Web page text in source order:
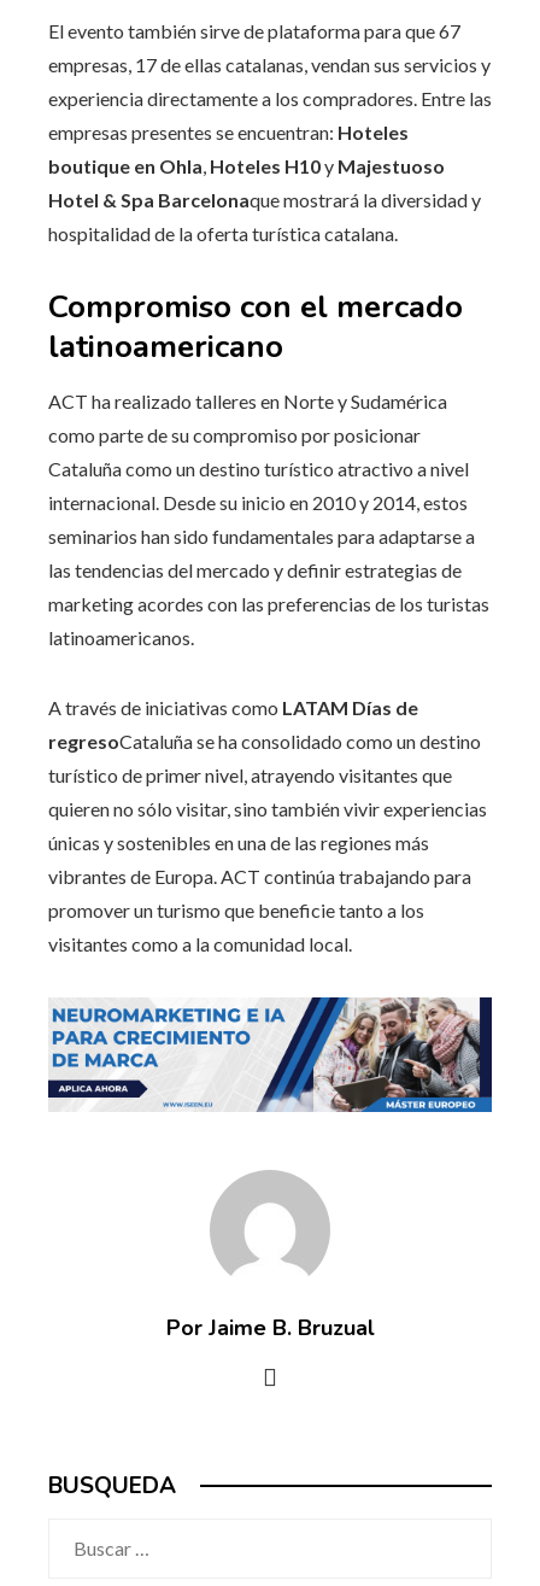
El evento también sirve de plataforma para que 67
empresas, 17 de ellas catalanas, vendan sus servicios y
experiencia directamente a los compradores. Entre las
empresas presentes se encuentran: Hoteles
boutique en Ohla Hoteles H10y Majestuoso
Hotel & Spa Barcelonaque mostrará la diversidad y
hospitalidad de la oferta turística catalana.
Compromiso con el mercado
latinoamericano
ACT ha realizado talleres en Norte y Sudamérica
como parte de su compromiso por posicionar
Cataluña como un destino turístico atractivo a nivel
internacional. Desde su inicio en 2010 y 2014, estos
seminarios han sido fundamentales para adaptarse a
las tendencias del mercado y definir estrategias de
marketing acordes con las preferencias de los turistas
latinoamericanos.
A través de iniciativas como LATAM Días de
regresoCataluña se ha consolidado como un destino
turístico de primer nivel, atrayendo visitantes que
quieren no sólo visitar, sino también vivir experiencias
únicas y sostenibles en una de las regiones más
vibrantes de Europa. ACT continúa trabajando para
promover un turismo que beneficie tanto a los
visitantes como a la comunidad local.
Por Jaime B. Bruzual
BUSQUEDA